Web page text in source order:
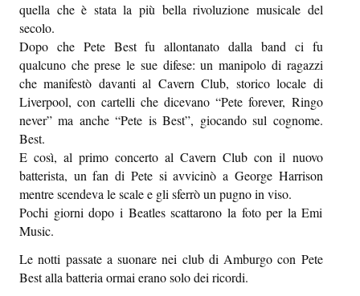
Epischermo
Editoriale
Asteri
Episcatti
Epikastron
Epillole
quella che è stata la più bella rivoluzione musicale del
secolo.
Dopo che Pete Best fu allontanato dalla band ci fu
qualcuno che prese le sue difese: un manipolo di ragazzi
che manifestò davanti al Cavern Club, storico locale di
Liverpool, con cartelli che dicevano “Pete forever, Ringo
never” ma anche “Pete is Best”, giocando sul cognome.
Best.
E così, al primo concerto al Cavern Club con il nuovo
batterista, un fan di Pete si avvicinò a George Harrison
mentre scendeva le scale e gli sferrò un pugno in viso.
Pochi giorni dopo i Beatles scattarono la foto per la Emi
Music.
Le notti passate a suonare nei club di Amburgo con Pete
Best alla batteria ormai erano solo dei ricordi.